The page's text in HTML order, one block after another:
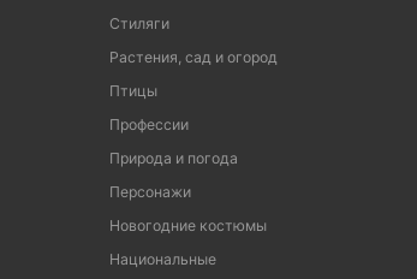
Стиляги
Растения, сад и огород
Птицы
Профессии
Природа и погода
Персонажи
Новогодние костюмы
Национальные